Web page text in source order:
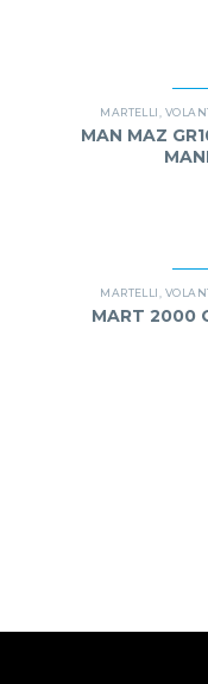
MARTELLI
MAN MAZ
MARTELLI
MART 2000